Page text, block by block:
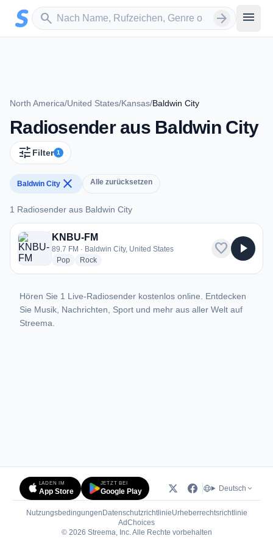
Zum Hauptinhalt springen
search
Sender suchen arrow_forward menu
North America/United States/Kansas/Baldwin City
Radiosender aus Baldwin City
tune Filter 1
Baldwin City close Alle zurücksetzen
1 Radiosender aus Baldwin City
1 Radiosender aus Baldwin City
KNBU-FM
89.7 FM · Baldwin City, United States
Popradio stations
Rockradio stations
favorite play_arrow
Hören Sie 1 Live-Radiosender kostenlos online. Entdecken
Sie Musik, Nachrichten, Sport und mehr aus aller Welt auf
Streema.
LADEN IM
App Store
JETZT BEI
Google Play Deutsch
Nutzungsbedingungen DatenschutzrichtlinieUrheberrechtsrichtlinie
AdChoices(öffnet in neuem Tab)
© 2026 Streema, Inc. Alle Rechte vorbehalten